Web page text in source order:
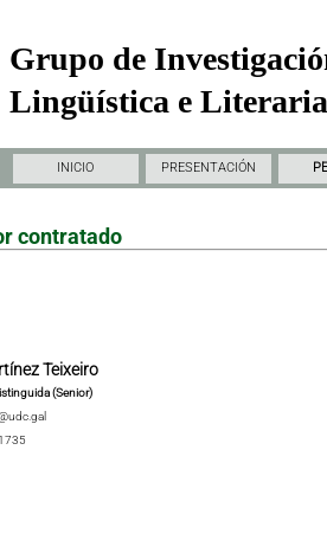
Grupo de
Lingüística e
INICIO PRESENTACIÓN
contratado
Teixeiro
(Senior)